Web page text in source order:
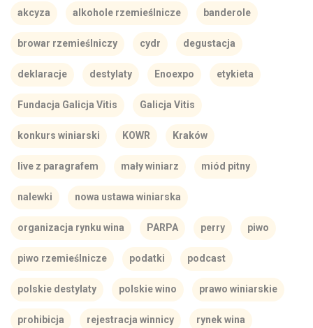
akcyza alkohole rzemieślnicze banderole
browar rzemieślniczy cydr degustacja
deklaracje destylaty Enoexpo etykieta
Fundacja Galicja Vitis Galicja Vitis
konkurs winiarski KOWR Kraków
live z paragrafem mały winiarz miód pitny
nalewki nowa ustawa winiarska
organizacja rynku wina PARPA perry piwo
piwo rzemieślnicze podatki podcast
polskie destylaty polskie wino prawo winiarskie
prohibicja rejestracja winnicy rynek wina